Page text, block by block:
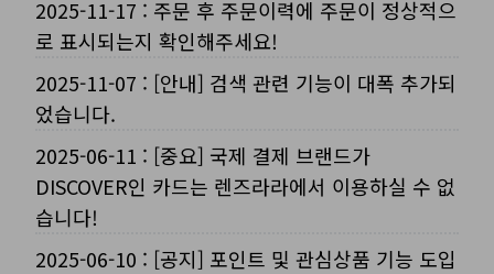
2025-11-17 : 주문 후 주문이력에 주문이 정상적으
로 표시되는지 확인해주세요!
2025-11-07 : [안내] 검색 관련 기능이 대폭 추가되
었습니다.
2025-06-11 : [중요] 국제 결제 브랜드가
DISCOVER인 카드는 렌즈라라에서 이용하실 수 없
습니다!
2025-06-10 : [공지] 포인트 및 관심상품 기능 도입